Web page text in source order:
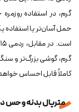
گرم، در استفاده
حمل آسان‌تر یا
گرم، گوشی بزرگ‌تر و
کاملاً قابل احساس
متریال بدنه و حس